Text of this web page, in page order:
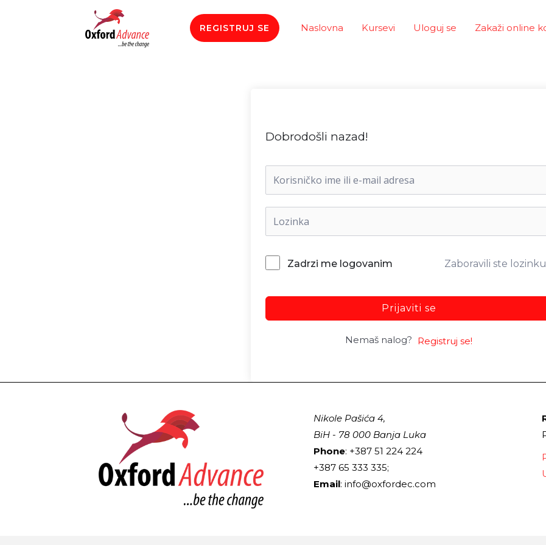
REGISTRUJ SE Naslovna Kursevi Uloguj se Zakaži online
Dobrodošli nazad!
Zadrzi me logovanim Zaboravili ste
Prijaviti se
Nemaš nalog? Registruj se!
Nikole Pašića 4,
BiH - 78 000 Banja Luka
Phone: +387 51 224 224
+387 65 333 335;
Email: info@oxfordec.com